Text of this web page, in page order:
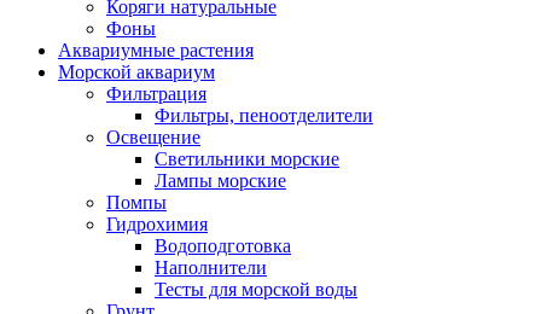
Коряги натуральные
Фоны
Аквариумные растения
Морской аквариум
Фильтрация
Фильтры, пеноотделители
Освещение
Светильники морские
Лампы морские
Помпы
Гидрохимия
Водоподготовка
Наполнители
Тесты для морской воды